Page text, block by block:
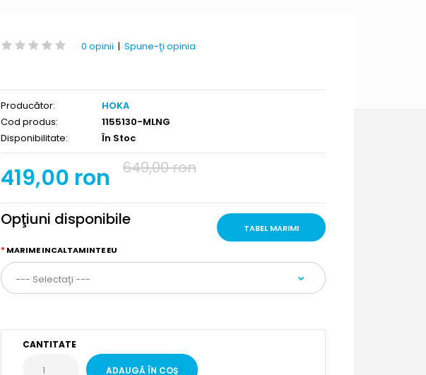
0 opinii | Spune-ţi opinia
Producător:
HOKA
Cod produs:
1155130-MLNG
Disponibilitate:
În Stoc
419,00 ron 649,00 ron
TABEL MARIMI
Opţiuni disponibile
MARIME INCALTAMINTE EU
CANTITATE